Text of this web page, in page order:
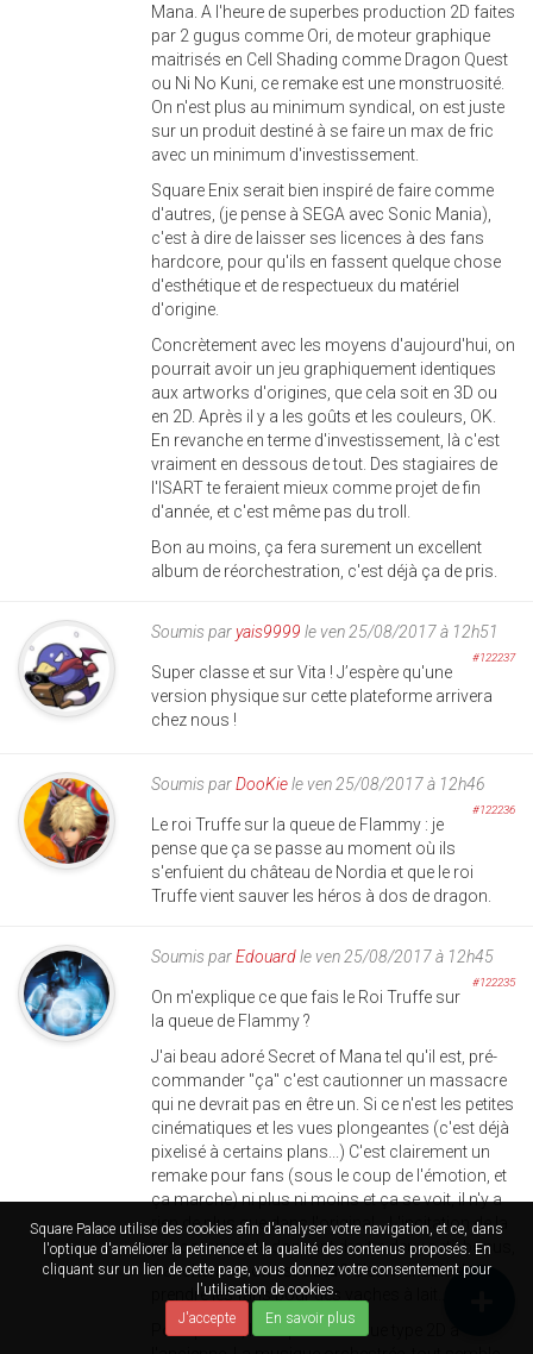
Square Palace utilise des cookies afin d'analyser votre navigation, et ce, dans
l'optique d'améliorer la petinence et la qualité des contenus proposés. En
cliquant sur un lien de cette page, vous donnez votre consentement pour
l'utilisation de cookies.
J'accepte
En savoir plus
Mana. A l'heure de superbes production 2D faites
par 2 gugus comme Ori, de moteur graphique
maitrisés en Cell Shading comme Dragon Quest
ou Ni No Kuni, ce remake est une monstruosité.
On n'est plus au minimum syndical, on est juste
sur un produit destiné à se faire un max de fric
avec un minimum d'investissement.
Square Enix serait bien inspiré de faire comme
d'autres, (je pense à SEGA avec Sonic Mania),
c'est à dire de laisser ses licences à des fans
hardcore, pour qu'ils en fassent quelque chose
d'esthétique et de respectueux du matériel
d'origine.
Concrètement avec les moyens d'aujourd'hui, on
pourrait avoir un jeu graphiquement identiques
aux artworks d'origines, que cela soit en 3D ou
en 2D. Après il y a les goûts et les couleurs, OK.
En revanche en terme d'investissement, là c'est
vraiment en dessous de tout. Des stagiaires de
l'ISART te feraient mieux comme projet de fin
d'année, et c'est même pas du troll.
Bon au moins, ça fera surement un excellent
album de réorchestration, c'est déjà ça de pris.
Soumis paryais9999 le ven 25/08/2017 à 12h51
#122237
Super classe et sur Vita ! J’espère qu'une
version physique sur cette plateforme arrivera
chez nous !
Soumis parDooKiele ven 25/08/2017 à 12h46
#122236
Le roi Truffe sur la queue de Flammy : je
pense que ça se passe au moment où ils
s'enfuient du château de Nordia et que le roi
Truffe vient sauver les héros à dos de dragon.
Soumis parEdouardle ven 25/08/2017 à 12h45
#122235
On m'explique ce que fais le Roi Truffe sur
la queue de Flammy ?
J'ai beau adoré Secret of Mana tel qu'il est, pré-
commander "ça" c'est cautionner un massacre
qui ne devrait pas en être un. Si ce n'est les petites
cinématiques et les vues plongeantes (c'est déjà
pixelisé à certains plans...) C'est clairement un
remake pour fans (sous le coup de l'émotion, et
ça marche) ni plus ni moins et ça se voit, il n'y a
rien de plus que dans l'original... L'incitation de la
pré-commande donnant droit a deux petit bonus,
franchement on est où là ? C'est minable de
prendre les fans pour des vaches à lait...
Point positif, le respect de la vue type 2D à